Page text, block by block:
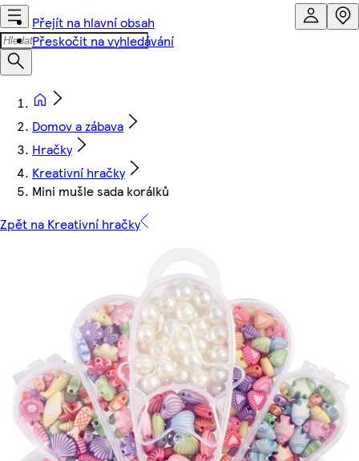
Přejít na hlavní obsah
Přeskočit na vyhledávání
Domov a zábava
Hračky
Kreativní hračky
Mini mušle sada korálků
Zpět na Kreativní hračky